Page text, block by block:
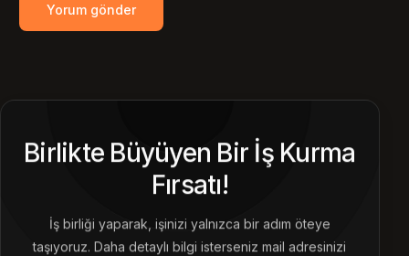
Birlikte Büyüyen Bir İş Kurma
Fırsatı!
İş birliği yaparak, işinizi yalnızca bir adım öteye
taşıyoruz. Daha detaylı bilgi isterseniz mail adresinizi